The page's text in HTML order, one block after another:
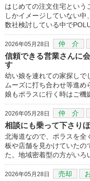
はじめての注文住宅という
しかイメージしていない
数社検討している中で
2026年05月28日 仲 介
信頼できる営業さんに
す
幼い娘を連れての家探しで
ムーズに打ち合わせ等進め
娘もポラスに行く時はご機
2026年05月28日 仲 介
相談にも乗って下さり
北海道なので、ポラスを全
板や店舗を見かけていたの
た。地域密着型の方がいろ
2026年05月28日 売却